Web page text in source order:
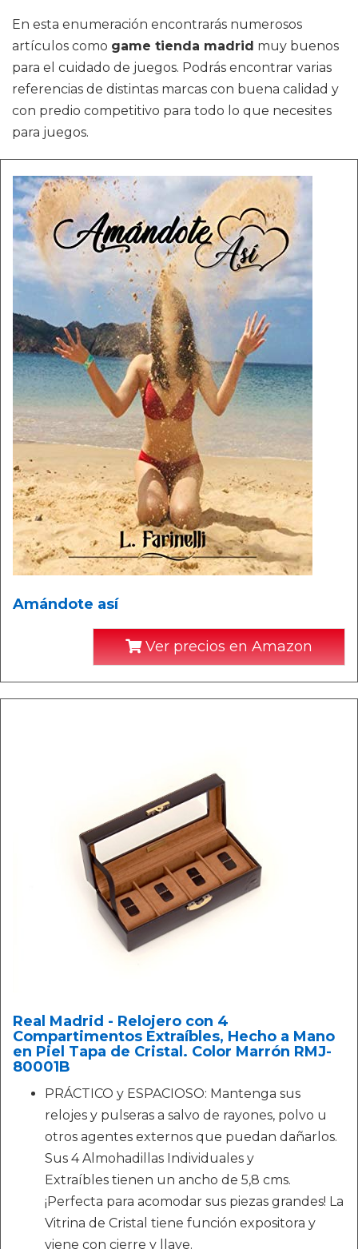
En esta enumeración encontrarás numerosos
artículos como game tienda madrid muy buenos
para el cuidado de juegos. Podrás encontrar varias
referencias de distintas marcas con buena calidad y
con predio competitivo para todo lo que necesites
para juegos.
Amándote así
Ver precios en Amazon
Real Madrid - Relojero con 4
Compartimentos Extraíbles, Hecho a Mano
en Piel Tapa de Cristal. Color Marrón RMJ-
80001B
PRÁCTICO y ESPACIOSO: Mantenga sus
relojes y pulseras a salvo de rayones, polvo u
otros agentes externos que puedan dañarlos.
Sus 4 Almohadillas Individuales y
Extraíbles tienen un ancho de 5,8 cms.
¡Perfecta para acomodar sus piezas grandes! La
Vitrina de Cristal tiene función expositora y
viene con cierre y llave.